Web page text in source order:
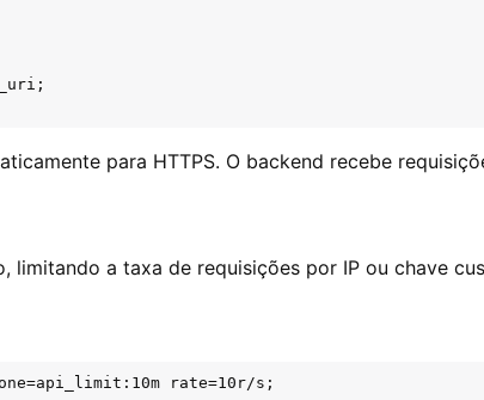
para HTTPS. O backend recebe
limitando a taxa de requisições por IP ou chave
rate=10r/s;